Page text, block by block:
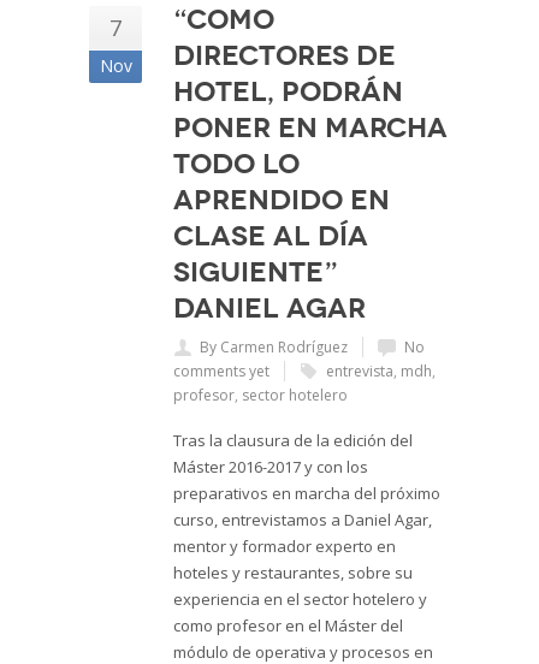
7
Nov
“Como
directores de
hotel, podrán
poner en marcha
todo lo
aprendido en
clase al día
siguiente”
Daniel Agar
By Carmen Rodríguez
No
comments yet
entrevista, mdh,
profesor, sector hotelero
Tras la clausura de la edición del
Máster 2016-2017 y con los
preparativos en marcha del próximo
curso, entrevistamos a Daniel Agar,
mentor y formador experto en
hoteles y restaurantes, sobre su
experiencia en el sector hotelero y
como profesor en el Máster del
módulo de operativa y procesos en